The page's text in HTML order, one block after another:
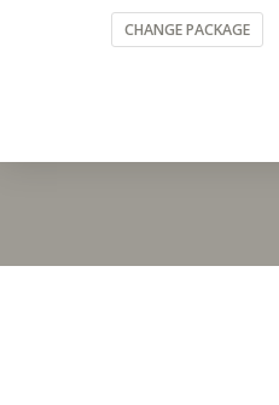
CHANGE PACKAGE